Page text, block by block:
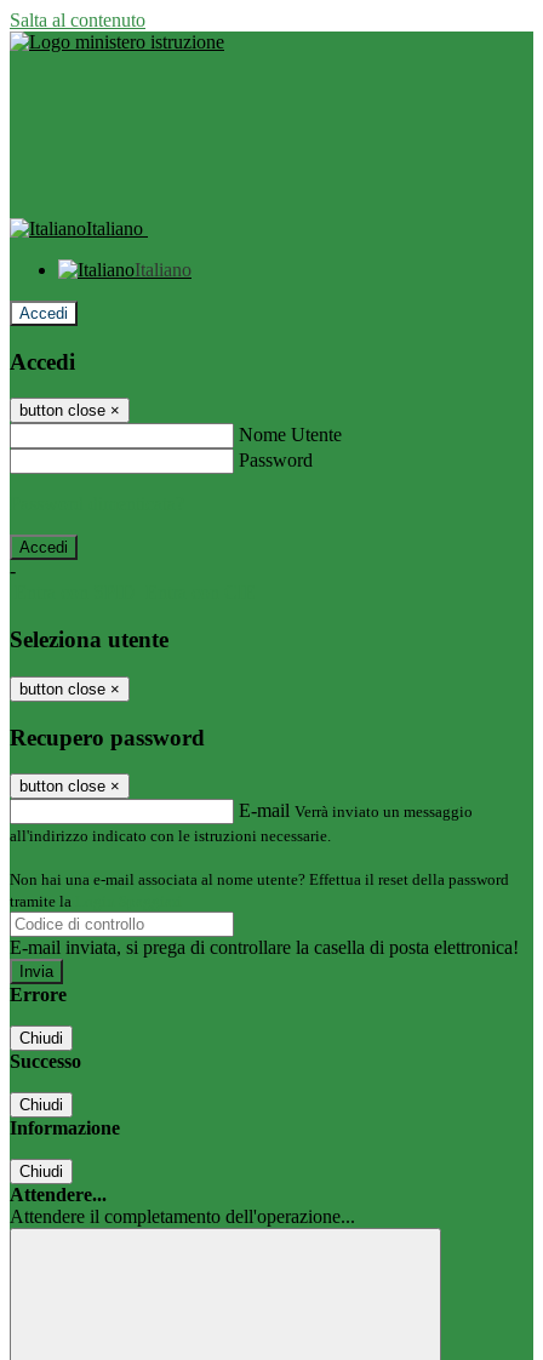
Salta al contenuto
Italiano
Italiano
Accedi
Accedi
button close ×
Nome Utente
Password
-
Seleziona utente
button close ×
Recupero password
button close ×
E-mail Verrà inviato un messaggio
all'indirizzo indicato con le istruzioni necessarie.
Non hai una e-mail associata al nome utente? Effettua il reset della password
tramite la
E-mail inviata, si prega di controllare la casella di posta elettronica!
Errore
Chiudi
Successo
Chiudi
Informazione
Chiudi
Attendere...
Attendere il completamento dell'operazione...